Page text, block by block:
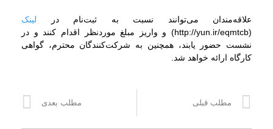
علاقه‌مندان می‌توانند نسبت به ثبت‌نام در لینک
(http://yun.ir/eqmtcb) و واریز مبلغ موردنظر اقدام کنند و در
نشست حضور یابند، همچنین به شرکت‌کنندگان محترم، گواهی
کارگاه ارائه خواهد شد.
مطلب قبلی مطلب بعدی